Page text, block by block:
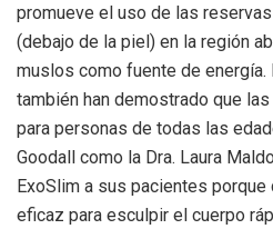
promueve el uso de las
(debajo de la piel) en la región
muslos como fuente de
también han demostrado que
para personas de todas las
Goodall como la Dra. Laura
ExoSlim a sus pacientes
eficaz para esculpir el cuerpo